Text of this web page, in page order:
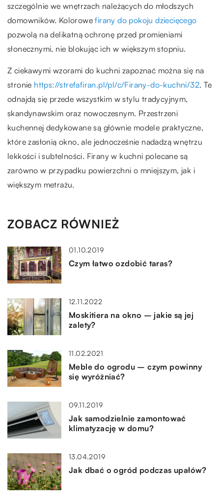
szczególnie we wnętrzach należących do młodszych
domowników. Kolorowefirany do pokoju dziecięcego
pozwolą na delikatną ochronę przed promieniami
słonecznymi, nie blokując ich w większym stopniu.
Z ciekawymi wzorami do kuchni zapoznać można się na
stronie https://strefafiran.pl/pl/c/Firany-do-kuchni/32. Te
odnajdą się przede wszystkim w stylu tradycyjnym,
skandynawskim oraz nowoczesnym. Przestrzeni
kuchennej dedykowane są głównie modele praktyczne,
które zasłonią okno, ale jednocześnie nadadzą wnętrzu
lekkości i subtelności. Firany w kuchni polecane są
zarówno w przypadku powierzchni o mniejszym, jak i
większym metrażu.
ZOBACZ RÓWNIEŻ
01.10.2019
Czym łatwo ozdobić taras?
12.11.2022
Moskitiera na okno – jakie są jej
zalety?
11.02.2021
Meble do ogrodu – czym powinny
się wyróżniać?
09.11.2019
Jak samodzielnie zamontować
klimatyzację w domu?
13.04.2019
Jak dbać o ogród podczas upałów?